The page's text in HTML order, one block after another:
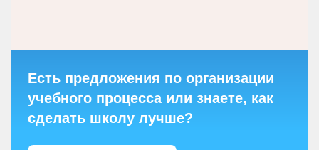
Есть предложения по организации
учебного процесса или знаете, как
сделать школу лучше?